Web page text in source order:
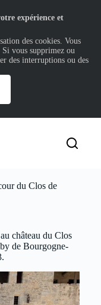
du Clos de
château du Clos
de Bourgogne-
expérience et
des cookies. Vous
vous supprimez ou
des interruptions ou des